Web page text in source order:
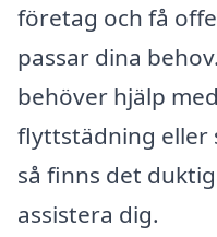
företag och få
passar dina
behöver hjälp
flyttstädning eller
så finns det
assistera dig.